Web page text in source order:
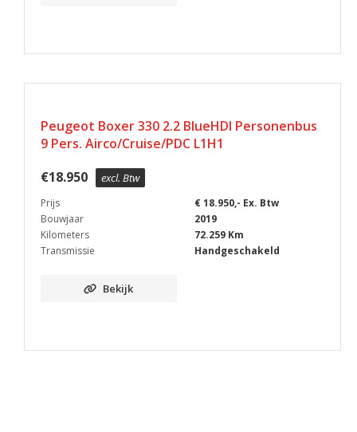
Peugeot Boxer 330 2.2 BlueHDI Personenbus
9 Pers. Airco/Cruise/PDC L1H1
€18.950 excl. Btw
Prijs
€ 18.950,- Ex. Btw
Bouwjaar
2019
Kilometers
72.259 Km
Transmissie
Handgeschakeld
Bekijk